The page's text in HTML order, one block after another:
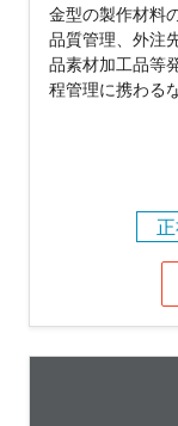
金型の製作材料
品質管理、外注
品素材加工品等
程管理に携わる